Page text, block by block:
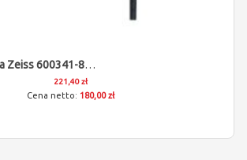
Mocowanie ITP Dla Zeiss 600341-8368-000
221,40 zł
180,00 zł